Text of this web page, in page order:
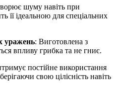
шуму навіть при
її ідеальною для спеціальних
уражень: Виготовлена з
впливу грибка та не гниє.
постійне використання
свою цілісність навіть